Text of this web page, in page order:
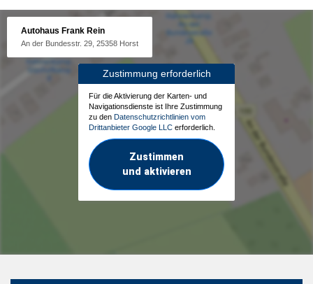
Autohaus Frank Rein
An der Bundesstr. 29, 25358 Horst
Zustimmung erforderlich
Für die Aktivierung der Karten- und
Navigationsdienste ist Ihre Zustimmung
zu den Datenschutzrichtlinien vom
Drittanbieter Google LLC erforderlich.
Zustimmen
und aktivieren